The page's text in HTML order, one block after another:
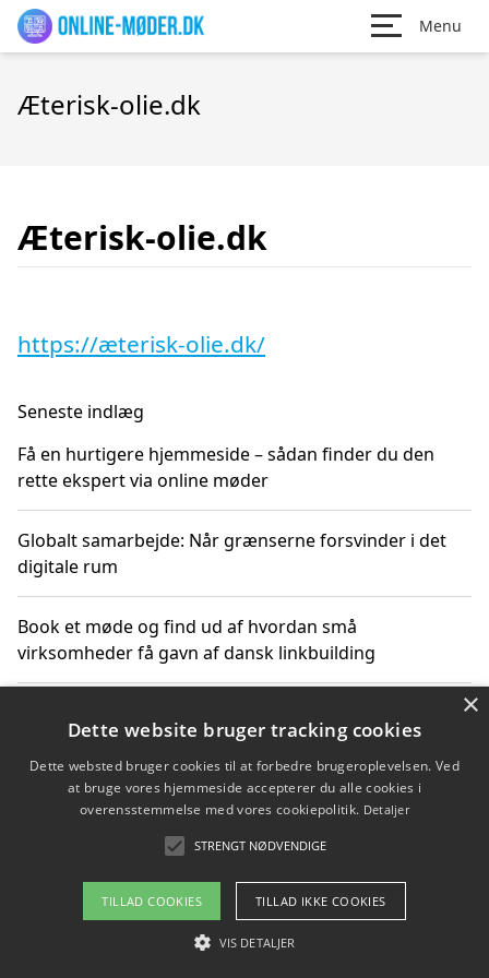
Menu
Æterisk-olie.dk
Æterisk-olie.dk
https://æterisk-olie.dk/
Seneste indlæg
Få en hurtigere hjemmeside – sådan finder du den
rette ekspert via online møder
Globalt samarbejde: Når grænserne forsvinder i det
digitale rum
Book et møde og find ud af hvordan små
virksomheder få gavn af dansk linkbuilding
får du indgår et samarbejde
Hold et møde med en WordPress ekspert og vælg den
mest professionelle til at vedligeholde din løsning
Copyright 2026 - Pilanto Aps
Om / kontakt
×
Dette website bruger tracking cookies
Dette websted bruger cookies til at forbedre brugeroplevelsen. Ved
at bruge vores hjemmeside accepterer du alle cookies i
overensstemmelse med vores cookiepolitik. Detaljer
STRENGT NØDVENDIGE
TILLAD COOKIES TILLAD IKKE COOKIES
VIS DETALJER